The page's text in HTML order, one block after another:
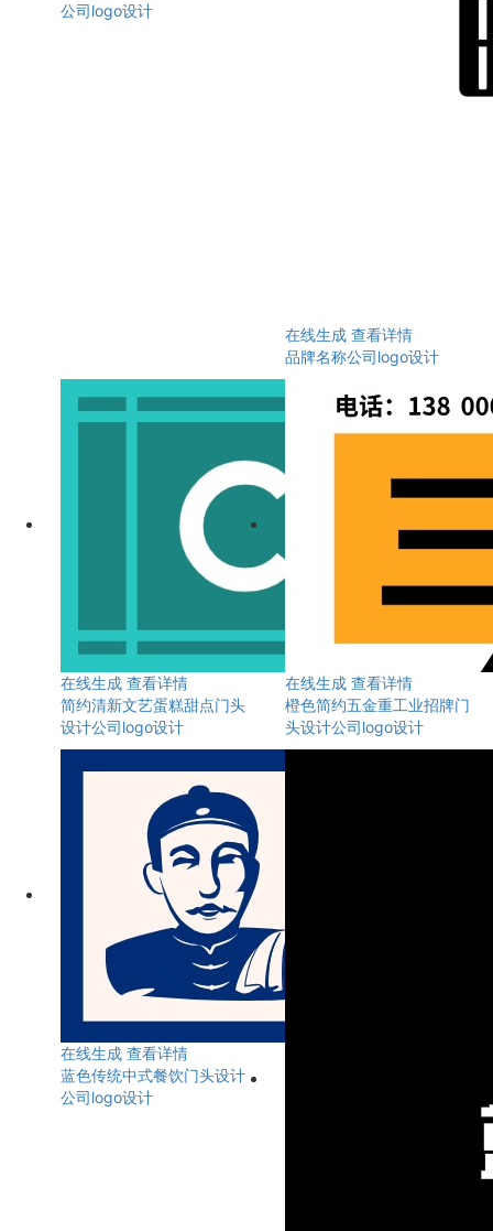
公司logo设计
在线生成 查看详情
品牌名称公司logo设计
在线生成 查看详情
简约清新文艺蛋糕甜点门头
设计公司logo设计
在线生成 查看详情
橙色简约五金重工业招牌门
头设计公司logo设计
在线生成 查看详情
蓝色传统中式餐饮门头设计
公司logo设计